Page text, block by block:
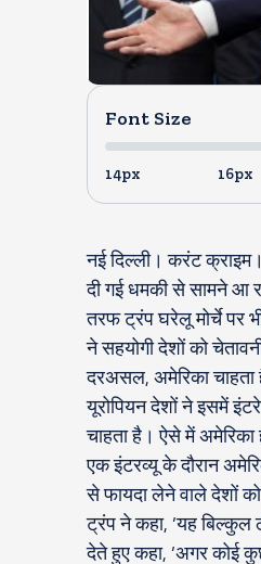
Font Size
14px 16px
नई दिल्ली। करंट
दी गई धमकी से सामने आ
तरफ ट्रंप घरेलू मोर्चे पर
ने सहयोगी देशों को
दरअसल, अमेरिका चाहता
यूरोपियन देशों ने इसमें
चाहता है। ऐसे में अमेरिका
एक इंटरव्यू के दौरान
से फायदा लेने वाले देशों को
ट्रंप ने कहा, ’यह बिल्कुल
देते हुए कहा, ’अगर कोई